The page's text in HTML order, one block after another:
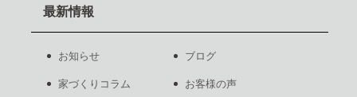
最新情報
お知らせ ブログ
家づくりコラム お客様の声